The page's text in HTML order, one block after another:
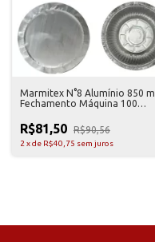
Marmitex N°8 Alumínio 850 ml
Fechamento Máquina 100
R$81,50 R$90,56
2 xde R$40,75 sem juros